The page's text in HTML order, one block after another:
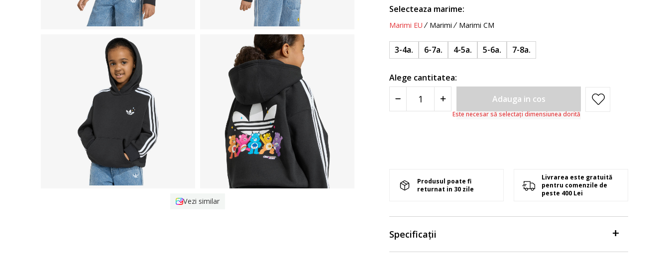
Vezi similar
Selecteaza marime:
Marimi EU Marimi Marimi CM
3-4a. 6-7a. 4-5a. 5-6a. 7-8a.
Alege cantitatea:
Adauga in cos
Este necesar să selectați dimensiunea dorită
Produsul poate fi
returnat in 30 zile
Livrarea este gratuită
pentru comenzile de
peste 400 Lei
Specificații